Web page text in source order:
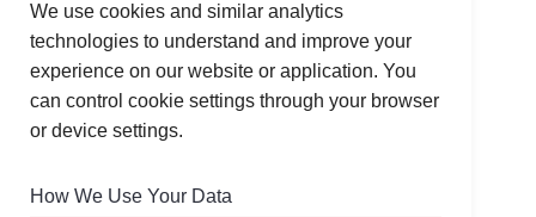
We use cookies and similar analytics
technologies to understand and improve your
experience on our website or application. You
can control cookie settings through your browser
or device settings.
How We Use Your Data